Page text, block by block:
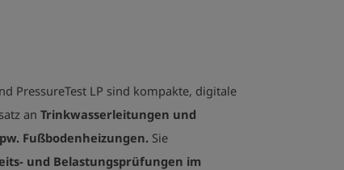
PressureTest LP sind kompakte, digitale
an Trinkwasserleitungen und
Fußbodenheizungen. Sie
und Belastungsprüfungen im